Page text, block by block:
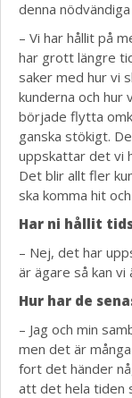
denna
– Vi har hållit på
har grott längre
saker med hur vi
kunderna och hur
började flytta
ganska stökigt.
uppskattar det vi
Det blir allt fler
ska komma hit
Har ni hållit
– Nej, det har
är ägare så kan
Hur har de
– Jag och min
men det är
fort det händer
att det hela tiden